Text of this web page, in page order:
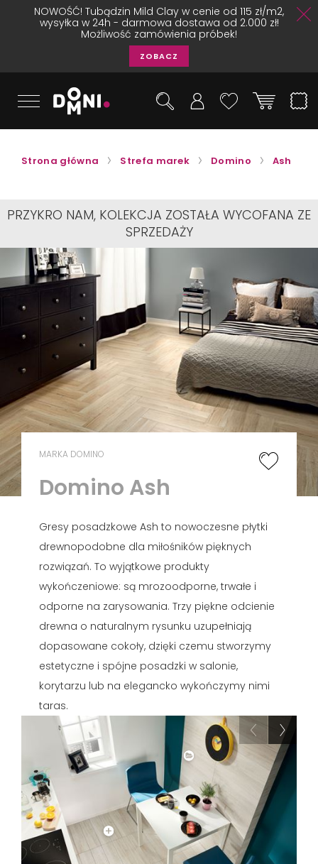
NOWOŚĆ! Tubądzin Mild Clay w cenie od 115 zł/m2,
wysyłka w 24h - darmowa dostawa od 2.000 zł!
Możliwość zamówienia próbek!
ZOBACZ
Strona główna Strefa marek Domino Ash
PRZYKRO NAM, KOLEKCJA ZOSTAŁA WYCOFANA ZE
SPRZEDAŻY
MARKA DOMINO
Domino Ash
Gresy posadzkowe Ash to nowoczesne płytki
drewnopodobne dla miłośników pięknych
rozwiązań. To wyjątkowe produkty
wykończeniowe: są mrozoodporne, trwałe i
odporne na zarysowania. Trzy piękne odcienie
drewna o naturalnym rysunku uzupełniają
dopasowane cokoły, dzięki czemu stworzymy
estetyczne i spójne posadzki w salonie,
korytarzu lub na elegancko wykończymy nimi
taras.